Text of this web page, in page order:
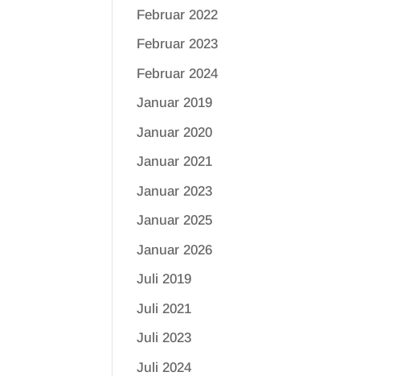
Februar 2022
Februar 2023
Februar 2024
Januar 2019
Januar 2020
Januar 2021
Januar 2023
Januar 2025
Januar 2026
Juli 2019
Juli 2021
Juli 2023
Juli 2024